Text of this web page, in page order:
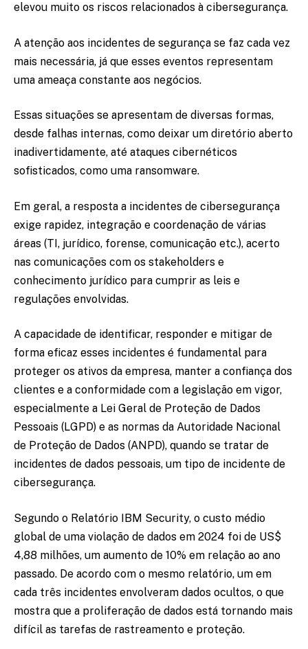
elevou muito os riscos relacionados à cibersegurança.
A atenção aos incidentes de segurança se faz cada vez
mais necessária, já que esses eventos representam
uma ameaça constante aos negócios.
Essas situações se apresentam de diversas formas,
desde falhas internas, como deixar um diretório aberto
inadivertidamente, até ataques cibernéticos
sofisticados, como uma ransomware.
Em geral, a resposta a incidentes de cibersegurança
exige rapidez, integração e coordenação de várias
áreas (TI, jurídico, forense, comunicação etc.), acerto
nas comunicações com os stakeholders e
conhecimento jurídico para cumprir as leis e
regulações envolvidas.
A capacidade de identificar, responder e mitigar de
forma eficaz esses incidentes é fundamental para
proteger os ativos da empresa, manter a confiança dos
clientes e a conformidade com a legislação em vigor,
especialmente a Lei Geral de Proteção de Dados
Pessoais (LGPD) e as normas da Autoridade Nacional
de Proteção de Dados (ANPD), quando se tratar de
incidentes de dados pessoais, um tipo de incidente de
cibersegurança.
Segundo o Relatório IBM Security, o custo médio
global de uma violação de dados em 2024 foi de US$
4,88 milhões, um aumento de 10% em relação ao ano
passado. De acordo com o mesmo relatório, um em
cada três incidentes envolveram dados ocultos, o que
mostra que a proliferação de dados está tornando mais
difícil as tarefas de rastreamento e proteção.